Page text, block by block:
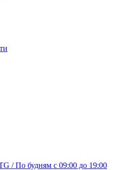
/ По будням c 09:00 до 19:00